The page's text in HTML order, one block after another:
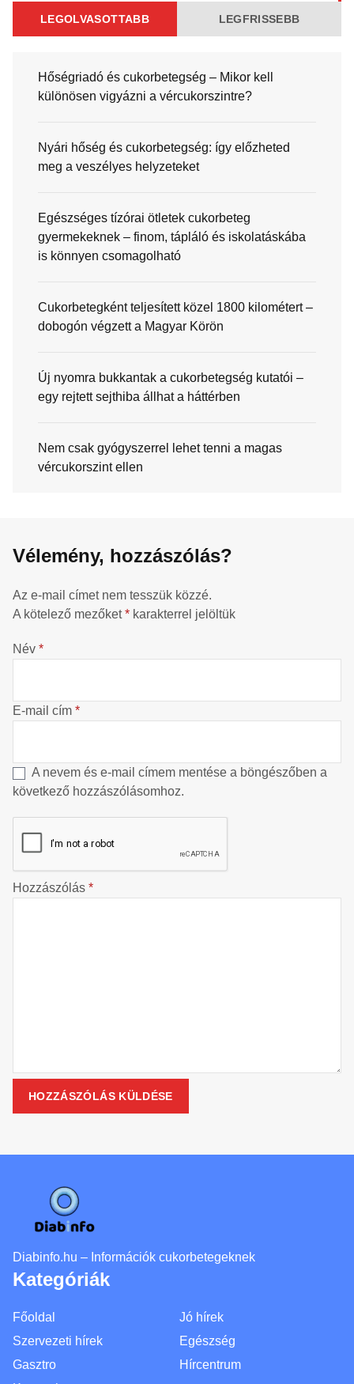
LEGOLVASOTTABB LEGFRISSEBB
Hőségriadó és cukorbetegség – Mikor kell
különösen vigyázni a vércukorszintre?
Nyári hőség és cukorbetegség: így előzheted
meg a veszélyes helyzeteket
Egészséges tízórai ötletek cukorbeteg
gyermekeknek – finom, tápláló és iskolatáskába
is könnyen csomagolható
Cukorbetegként teljesített közel 1800 kilométert –
dobogón végzett a Magyar Körön
Új nyomra bukkantak a cukorbetegség kutatói –
egy rejtett sejthiba állhat a háttérben
Nem csak gyógyszerrel lehet tenni a magas
vércukorszint ellen
Vélemény, hozzászólás?
Az e-mail címet nem tesszük közzé.
A kötelező mezőket* karakterrel jelöltük
Név *
E-mail cím *
A nevem és e-mail címem mentése a böngészőben a
következő hozzászólásomhoz.
Hozzászólás *
Diabinfo.hu – Információk cukorbetegeknek
Kategóriák
Főoldal
Jó hírek
Szervezeti hírek
Egészség
Gasztro
Hírcentrum